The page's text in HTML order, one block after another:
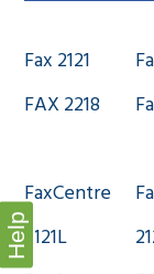
Fax 2121
FAX 2218
FaxCentre
2121L
Help